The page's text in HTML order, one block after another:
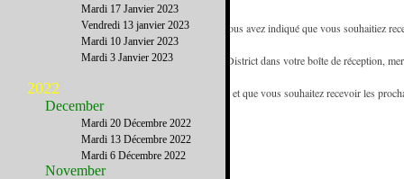
- Vous recevez la newsletter deFrench District car vous avez indiqué que vous souhaitiez
référence des francophones de New York.
- Pour être certain de recevoir les emails de French District dans votre boîte de réception,
- Si vous recevez cette newsletter de la part d'un ami et que vous souhaitez recevoir les
www.FrenchDistrict.com
Mardi 17 Janvier 2023
Vendredi 13 janvier 2023
Mardi 10 Janvier 2023
Mardi 3 Janvier 2023
2022
December
Mardi 20 Décembre 2022
Mardi 13 Décembre 2022
Mardi 6 Décembre 2022
November